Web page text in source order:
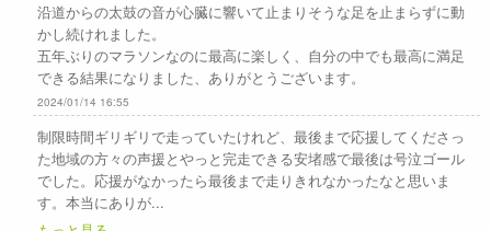
沿道からの太鼓の音が心臓に響いて止まりそうな足を止まらずに動
かし続けれました。
五年ぶりのマラソンなのに最高に楽しく、自分の中でも最高に満足
できる結果になりました、ありがとうございます。
2024/01/14 16:55
制限時間ギリギリで走っていたけれど、最後まで応援してくださっ
た地域の方々の声援とやっと完走できる安堵感で最後は号泣ゴール
でした。応援がなかったら最後まで走りきれなかったなと思いま
す。本当にありが...